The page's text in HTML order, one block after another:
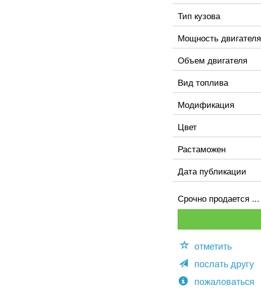
Тип кузова
Мощность двигателя
Объем двигателя
Вид топлива
Модификация
Цвет
Растаможен
Дата публикации
Срочно продается ...
отметить
послать другу
пожаловаться